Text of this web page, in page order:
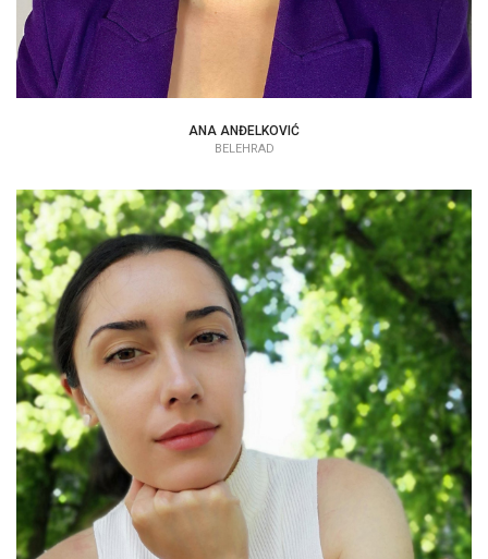
ANA ANĐELKOVIĆ
BELEHRAD
ANĐELA MITROVIĆ